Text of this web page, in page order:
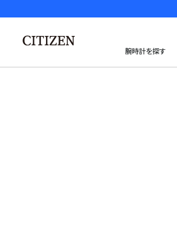
腕時計を探す